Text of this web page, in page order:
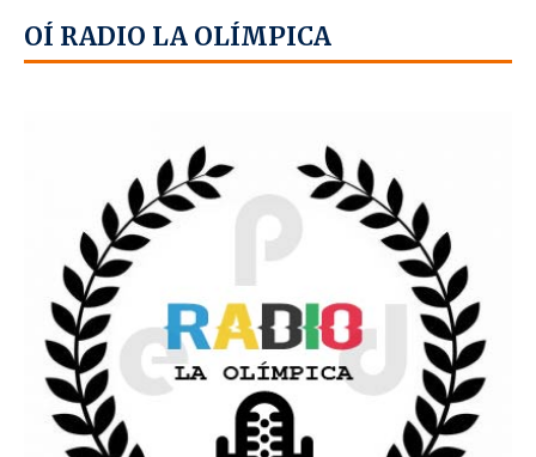
OÍ RADIO LA OLÍMPICA